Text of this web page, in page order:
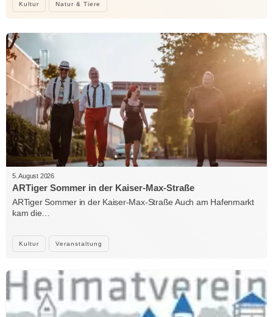
Kultur Natur & Tiere
Kultur Veranstaltung
5. August 2026
ARTiger Sommer in der Kaiser-Max-Straße
ARTiger Sommer in der Kaiser-Max-Straße Auch am Hafenmarkt
kam die…